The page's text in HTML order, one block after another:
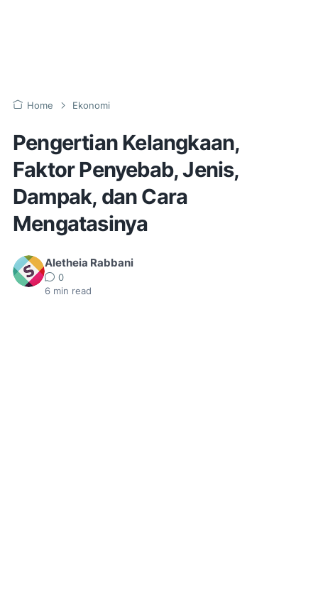
Home Ekonomi
Pengertian Kelangkaan,
Faktor Penyebab, Jenis,
Dampak, dan Cara
Mengatasinya
Aletheia Rabbani
0
6 min read